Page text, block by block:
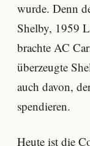
wurde. Denn
Shelby, 1959
brachte AC
überzeugte
auch davon,
spendieren.
Heute ist die